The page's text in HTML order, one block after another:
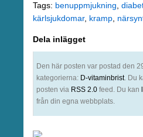
Tags: benuppmjukning
kärlsjukdomar, kramp
Dela inlägget
Den här posten var postad den
kategorierna: D-vitaminbrist. Du
posten via RSS 2.0 feed. Du kan
från din egna webbplats.